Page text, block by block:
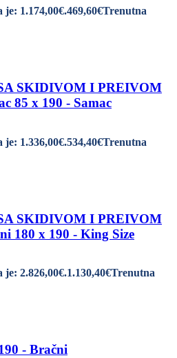
1.174,00€.469,60€Trenutna
SKIDIVOM I PREIVOM
85 x 190 - Samac
1.336,00€.534,40€Trenutna
SKIDIVOM I PREIVOM
180 x 190 - King Size
2.826,00€.1.130,40€Trenutna
- Bračni